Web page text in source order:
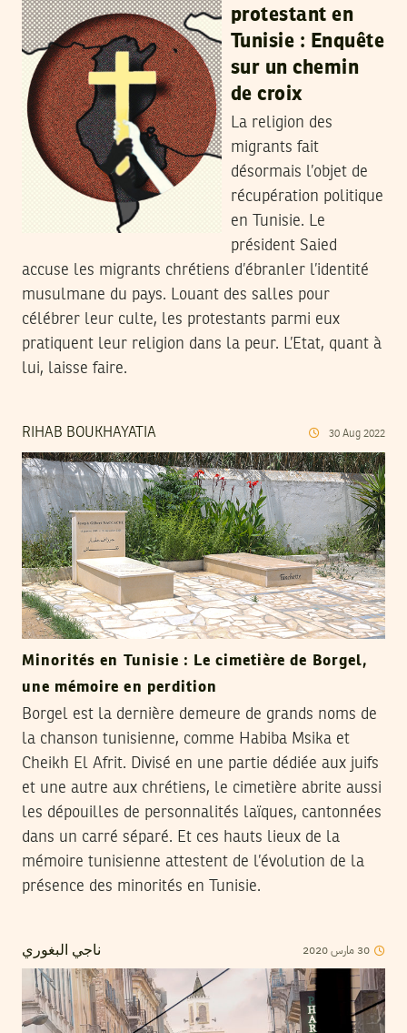
protestant en
Tunisie : Enquête
sur un chemin
de croix
La religion des
migrants fait
désormais l’objet de
récupération politique
en Tunisie. Le
président Saied
accuse les migrants chrétiens d’ébranler l’identité
musulmane du pays. Louant des salles pour
célébrer leur culte, les protestants parmi eux
pratiquent leur religion dans la peur. L’Etat, quant à
lui, laisse faire.
RIHAB BOUKHAYATIA 30 Aug 2022
Minorités en Tunisie : Le cimetière de Borgel,
une mémoire en perdition
Borgel est la dernière demeure de grands noms de
la chanson tunisienne, comme Habiba Msika et
Cheikh El Afrit. Divisé en une partie dédiée aux juifs
et une autre aux chrétiens, le cimetière abrite aussi
les dépouilles de personnalités laïques, cantonnées
dans un carré séparé. Et ces hauts lieux de la
mémoire tunisienne attestent de l’évolution de la
présence des minorités en Tunisie.
ناجي البغوري 30 مارس2020